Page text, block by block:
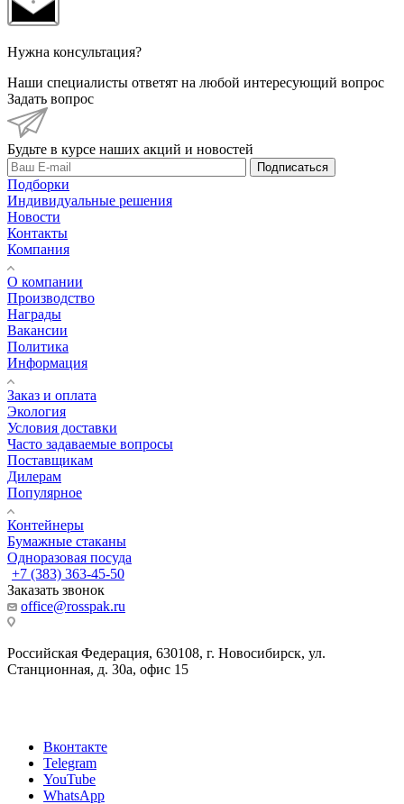
Нужна консультация?
Наши специалисты ответят на любой интересующий вопрос
Задать вопрос
Будьте в курсе наших акций и новостей
Подписаться
Подборки
Индивидуальные решения
Новости
Контакты
Компания
О компании
Производство
Награды
Вакансии
Политика
Информация
Заказ и оплата
Экология
Условия доставки
Часто задаваемые вопросы
Поставщикам
Дилерам
Популярное
Контейнеры
Бумажные стаканы
Одноразовая посуда
+7 (383) 363-45-50
Заказать звонок
office@rosspak.ru
Российская Федерация, 630108, г. Новосибирск, ул.
Станционная, д. 30а, офис 15
Вконтакте
Telegram
YouTube
WhatsApp